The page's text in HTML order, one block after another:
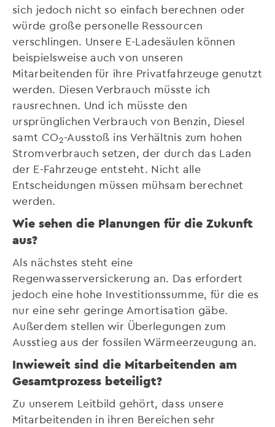
sich jedoch nicht so einfach berechnen oder
würde große personelle Ressourcen
verschlingen. Unsere E-Ladesäulen können
beispielsweise auch von unseren
Mitarbeitenden für ihre Privatfahrzeuge genutzt
werden. Diesen Verbrauch müsste ich
rausrechnen. Und ich müsste den
ursprünglichen Verbrauch von Benzin, Diesel
samt CO2-Ausstoß ins Verhältnis zum hohen
Stromverbrauch setzen, der durch das Laden
der E-Fahrzeuge entsteht. Nicht alle
Entscheidungen müssen mühsam berechnet
werden.
Wie sehen die Planungen für die Zukunft
aus?
Als nächstes steht eine
Regenwasserversickerung an. Das erfordert
jedoch eine hohe Investitionssumme, für die es
nur eine sehr geringe Amortisation gäbe.
Außerdem stellen wir Überlegungen zum
Ausstieg aus der fossilen Wärmeerzeugung an.
Inwieweit sind die Mitarbeitenden am
Gesamtprozess beteiligt?
Zu unserem Leitbild gehört, dass unsere
Mitarbeitenden in ihren Bereichen sehr